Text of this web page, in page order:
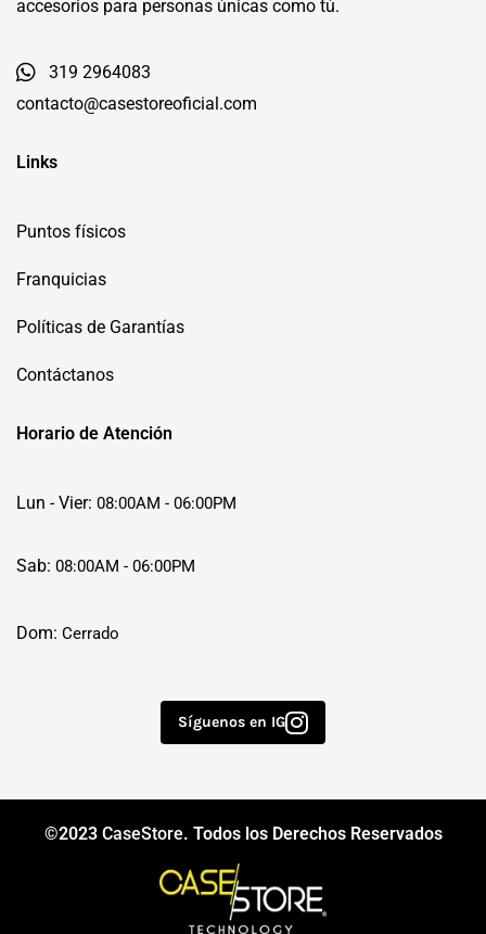
accesorios para personas únicas como tú.
319 2964083
contacto@casestoreoficial.com
Links
Puntos físicos
Franquicias
Políticas de Garantías
Contáctanos
Horario de Atención
Lun - Vier: 08:00AM - 06:00PM
Sab: 08:00AM - 06:00PM
Dom: Cerrado
Síguenos en IG
©2023 CaseStore. Todos los Derechos Reservados